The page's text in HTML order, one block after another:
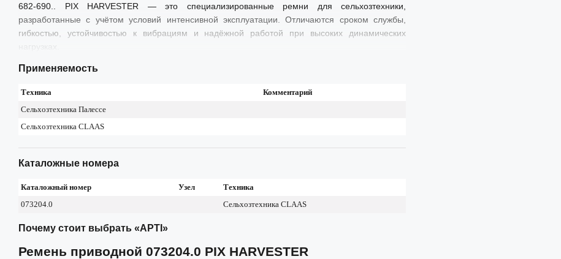
682-690.. PIX HARVESTER — это специализированные ремни для сельхозтехники,
разработанные с учётом условий интенсивной эксплуатации. Отличаются сроком службы,
гибкостью, устойчивостью к вибрациям и надёжной работой при высоких динамических
Применяемость
Техника
Комментарий
Сельхозтехника Палессе
Сельхозтехника CLAAS
Каталожные номера
Каталожный номер Узел
Техника
073204.0
Сельхозтехника CLAAS
Почему стоит выбрать «АРТІ»
Ремень приводной 073204.0 PIX HARVESTER